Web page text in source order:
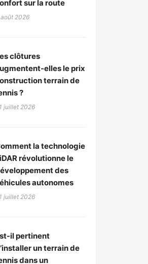
sur la route
2026
clôtures
elles le prix
terrain de
?
juillet 2026
la technologie
révolutionne le
des
autonomes
juillet 2026
il pertinent
un terrain de
dans un